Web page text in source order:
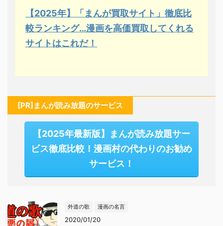
【2025年】「まんが買取サイト」徹底比
較ランキング…漫画を高価買取してくれる
サイトはこれだ！
[PR]まんが読み放題のサービス
【2025年最新版】まんが読み放題サー
ビス徹底比較！漫画村の代わりのお勧め
サービス！
外道の歌 漫画の名言
2020/01/20